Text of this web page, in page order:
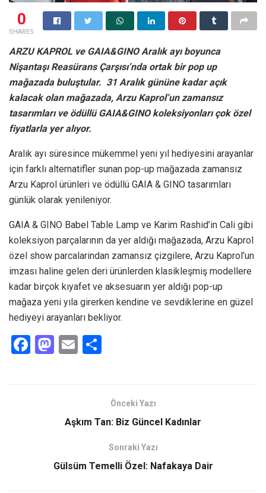
0
SHARES
ARZU KAPROL ve GAIA&GINO Aralık ayı boyunca
Nişantaşı Reasürans Çarşısı’nda ortak bir pop up
mağazada buluştular. 31 Aralık gününe kadar açık
kalacak olan mağazada, Arzu Kaprol’un zamansız
tasarımları ve ödüllü GAIA&GINO koleksiyonları çok özel
fiyatlarla yer alıyor.
Aralık ayı süresince mükemmel yeni yıl hediyesini arayanlar
için farklı alternatifler sunan pop-up mağazada zamansız
Arzu Kaprol ürünleri ve ödüllü GAIA & GINO tasarımları
günlük olarak yenileniyor.
GAIA & GINO Babel Table Lamp ve Karim Rashid’in Cali gibi
koleksiyon parçalarının da yer aldığı mağazada, Arzu Kaprol
özel show parcalarindan zamansız çizgilere, Arzu Kaprol’un
imzası haline gelen deri ürünlerden klasikleşmiş modellere
kadar birçok kıyafet ve aksesuarın yer aldığı pop-up
mağaza yeni yıla girerken kendine ve sevdiklerine en güzel
hediyeyi arayanları bekliyor.
F
M
n
E
Önceki Yazı
Aşkım Tan: Biz Güncel Kadınlar
Sonraki Yazı
Gülsüm Temelli Özel: Nafakaya Dair